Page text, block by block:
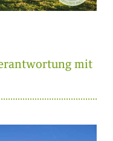
mit